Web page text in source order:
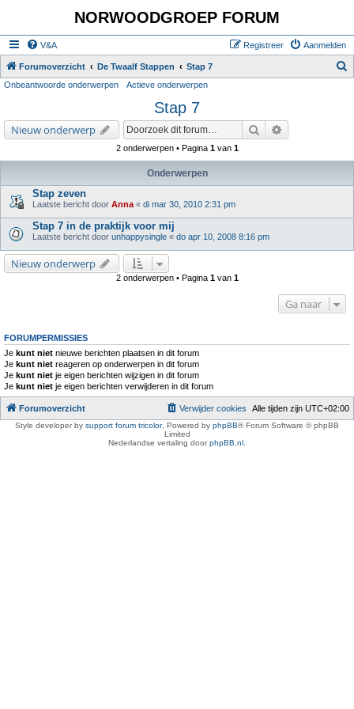
NORWOODGROEP FORUM
V&A Aanmelden
Registreer
Forumoverzicht De Twaalf Stappen Stap 7
Onbeantwoorde onderwerpen Actieve onderwerpen
Stap 7
Nieuw onderwerp Zoek
2 onderwerpen • Pagina 1van 1
Onderwerpen
Stap zeven
Laatste bericht door Anna « di mar 30, 2010 2:31 pm
Stap 7 in de praktijk voor mij
Laatste bericht door unhappysingle « do apr 10, 2008 8:16 pm
Nieuw onderwerp
2 onderwerpen • Pagina 1van 1
Ga naar
FORUMPERMISSIES
Je kunt niet nieuwe berichten plaatsen in dit forum
Je kunt niet reageren op onderwerpen in dit forum
Je kunt niet je eigen berichten wijzigen in dit forum
Je kunt niet je eigen berichten verwijderen in dit forum
Forumoverzicht Alle tijden zijn UTC+02:00
Verwijder cookies
Style developer by support forum tricolor, Powered by phpBB® Forum Software © phpBB
Limited
Nederlandse vertaling doorphpBB.nl